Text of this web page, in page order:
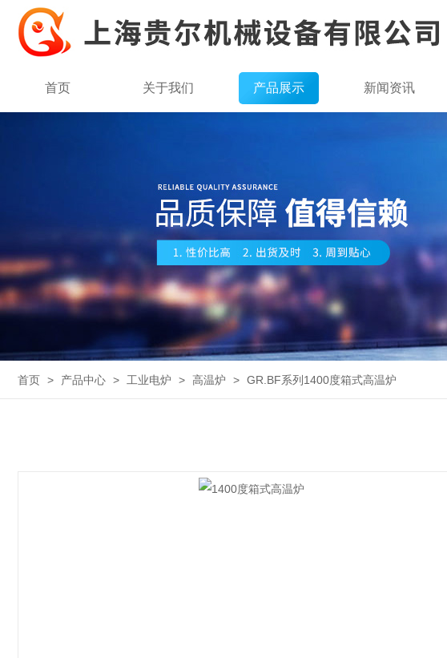
首页 关于我们 产品展示 新闻资讯
首页 > 产品中心 > 工业电炉 > 高温炉 > GR.BF系列1400度箱式高温炉